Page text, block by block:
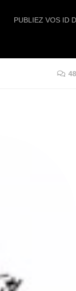
PUBLIEZ VOS ID
48